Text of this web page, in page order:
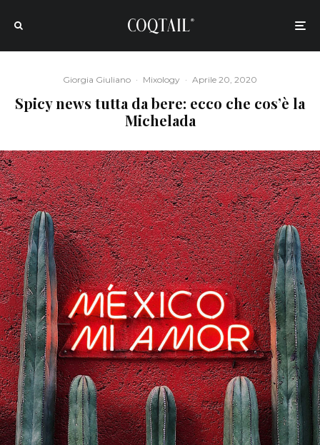
Giorgia Giuliano · Mixology · Aprile 20, 2020
Spicy news tutta da bere: ecco che cos’è la
Michelada